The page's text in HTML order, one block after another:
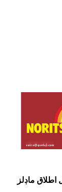
اطلاق ماڊلز